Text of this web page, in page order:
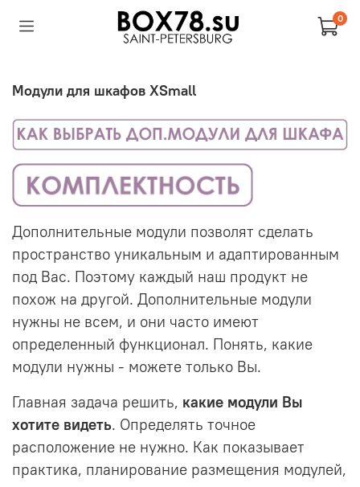
0
Модули для шкафов XSmall
Дополнительные модули позволят сделать
пространство уникальным и адаптированным
под Вас. Поэтому каждый наш продукт не
похож на другой. Дополнительные модули
нужны не всем, и они часто имеют
определенный функционал. Понять, какие
модули нужны - можете только Вы.
Главная задача решить, какие модули Вы
хотите видеть. Определять точное
расположение не нужно. Как показывает
практика, планирование размещения модулей,